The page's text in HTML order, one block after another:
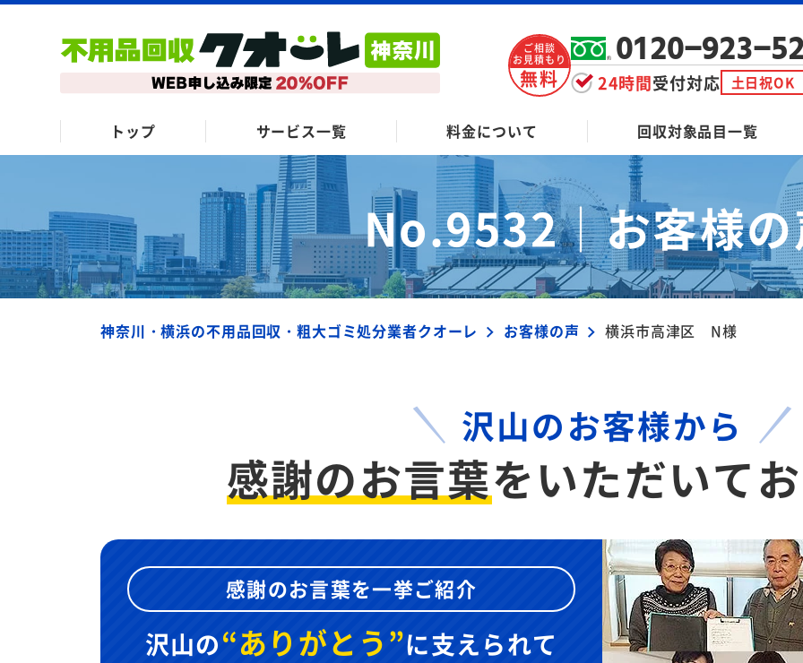
ご相談
お見積もり
無料
0120-923-
24時間受付対応 土日祝OK
トップ サービス一覧 料金について 回収対象品目一覧
No.9532｜お客様
神奈川・横浜の不用品回収・粗大ゴミ処分業者クオーレ お客様の声 横浜市高津区 N様
沢山のお客様から
感謝のお言葉をいただいて
感謝のお言葉を一挙ご紹介
沢山の“ありがとう”に支えられて